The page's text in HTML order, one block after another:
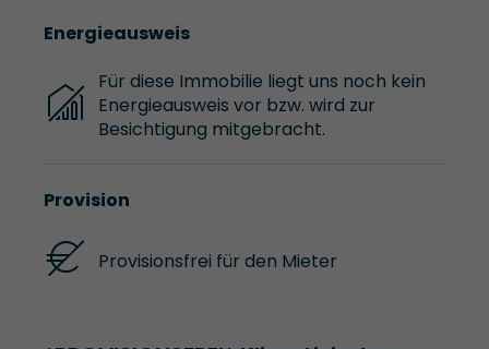
Energieausweis
Für diese Immobilie liegt uns noch kein
Energieausweis vor bzw. wird zur
Besichtigung mitgebracht.
Provision
Provisionsfrei für den Mieter